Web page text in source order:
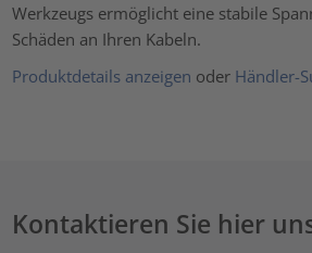
Werkzeugs ermöglicht eine stabile
Schäden an Ihren Kabeln.
Produktdetails anzeigen oder Händler-
Kontaktieren Sie hier